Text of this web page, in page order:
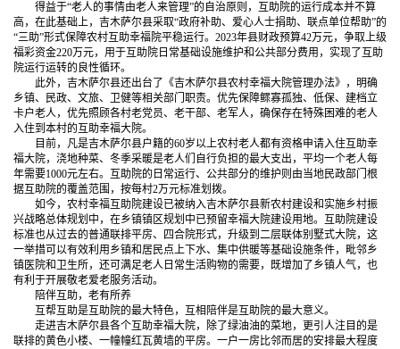
得益于“老人的事情由老人来管理”的自治原则，互助院的运行成本并不算
高，在此基础上，吉木萨尔县采取“政府补助、爱心人士捐助、联点单位帮助”的
“三助”形式保障农村互助幸福院平稳运行。2023年县财政预算42万元，争取上级
福彩资金220万元，用于互助院日常基础设施维护和公共部分费用，实现了互助
院运行运转的良性循环。
此外，吉木萨尔县还出台了《吉木萨尔县农村幸福大院管理办法》，明确
乡镇、民政、文旅、卫健等相关部门职责。优先保障鳏寡孤独、低保、建档立
卡户老人，优先照顾各村老党员、老干部、老军人，确保存在特殊困难的老人
入住到本村的互助幸福大院。
目前，凡是吉木萨尔县户籍的60岁以上农村老人都有资格申请入住互助幸
福大院，浇地种菜、冬季采暖是老人们自行负担的最大支出，平均一个老人每
年需要1000元左右。互助院的日常运行、公共部分的维护则由当地民政部门根
据互助院的覆盖范围，按每村2万元标准划拨。
如今，农村幸福互助院建设已被纳入吉木萨尔县新农村建设和实施乡村振
兴战略总体规划中，在乡镇镇区规划中已预留幸福大院建设用地。互助院建设
标准也从过去的普通联排平房、四合院形式，升级到二层联体别墅式大院，这
一举措可以有效利用乡镇和居民点上下水、集中供暖等基础设施条件，毗邻乡
镇医院和卫生所，还可满足老人日常生活购物的需要，既增加了乡镇人气，也
有利于开展敬老爱老服务活动。
陪伴互助，老有所养
互帮互助是互助院的最大特色，互相陪伴是互助院的最大意义。
走进吉木萨尔县各个互助幸福大院，除了绿油油的菜地，更引人注目的是
联排的黄色小楼、一幢幢红瓦黄墙的平房。一户一房比邻而居的安排最大程度